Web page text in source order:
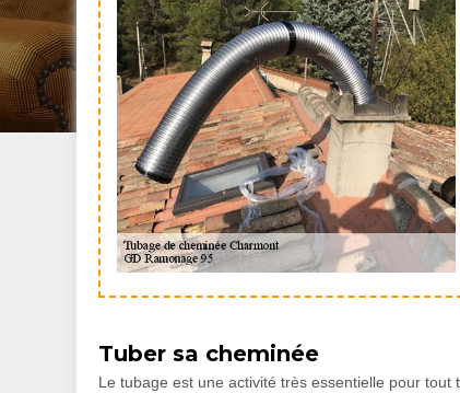
Tuber sa cheminée
Le tubage est une activité très essentielle pour tout